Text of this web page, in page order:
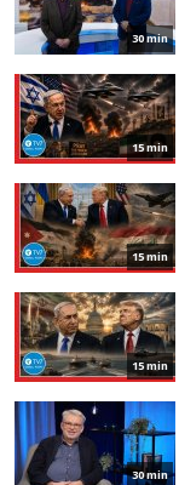
30 min
15 min
15 min
15 min
30 min